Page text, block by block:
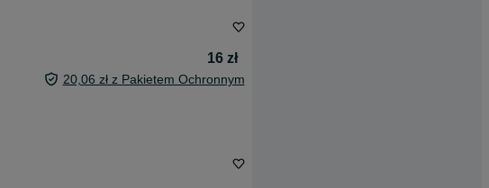
16 zł
20,06 zł z Pakietem Ochronnym